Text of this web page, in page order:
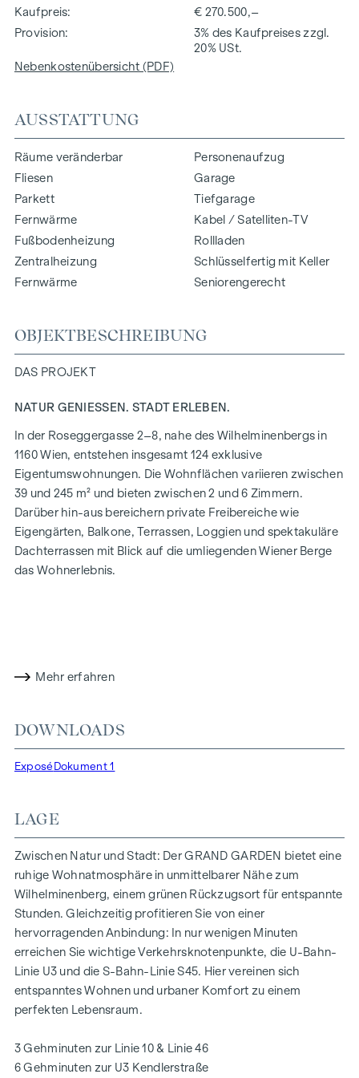
Kaufpreis
€ 270.500,–
Provision
3% des Kaufpreises zzgl.
20% USt.
Nebenkostenübersicht (PDF)
AUSSTATTUNG
Räume veränderbar
Fliesen
Parkett
Fernwärme
Fußbodenheizung
Zentralheizung
Fernwärme
Personenaufzug
Garage
Tiefgarage
Kabel / Satelliten-TV
Rollladen
Schlüsselfertig mit Keller
Seniorengerecht
OBJEKTBESCHREIBUNG
DAS PROJEKT
NATUR GENIESSEN. STADT ERLEBEN.
In der Roseggergasse 2–8, nahe des Wilhelminenbergs in
1160 Wien, entstehen insgesamt 124 exklusive
Eigentumswohnungen. Die Wohnflächen variieren zwischen
39 und 245 m² und bieten zwischen 2 und 6 Zimmern.
Darüber hin-aus bereichern private Freibereiche wie
Eigengärten, Balkone, Terrassen, Loggien und spektakuläre
Dachterrassen mit Blick auf die umliegenden Wiener Berge
das Wohnerlebnis.
Die Immobilie bietet nicht nur niedrigere Energiekosten
Lichtverhältnissen. Die BewohnerInnen profitieren von der
idealen Lage, nur wenige Gehminuten von den U3-Stationen
„Ottakring“ und „Kendlerstraße“ entfernt, die eine direkte
NATUR UND LEBENSQUALITÄT
Das absolute Highlight des Wohnprojekts GRAND GARDEN
ist die rund 1.000 m² große Innenhof-Ruheoase – ein
einzigartiger Rückzugsort für alle Generationen. Hier trifft
Natur auf urbanes Wohnen und schafft eine
außergewöhnliche Lebensqualität.
Die Gemeinschaftsplätze mit Bänken und Tischen laden
zum entspannten Ver-weilen ein und bieten einen
naturnahen Treffpunkt für alle Generationen. Ein
einladender Kinderspielbereich bietet unbeschwerte
Wohnanlage, sodass die Kinder sorgenfrei und sicher
spielen können. Bei der Planung wurde besonderer Wert auf
Mehr erfahren
DOWNLOADS
Exposé Dokument 1
LAGE
Zwischen Natur und Stadt: Der GRAND GARDEN bietet eine
ruhige Wohnatmosphäre in unmittelbarer Nähe zum
Wilhelminenberg, einem grünen Rückzugsort für entspannte
Stunden. Gleichzeitig profitieren Sie von einer
hervorragenden Anbindung: In nur wenigen Minuten
erreichen Sie wichtige Verkehrsknotenpunkte, die U-Bahn-
Linie U3 und die S-Bahn-Linie S45. Hier vereinen sich
entspanntes Wohnen und urbaner Komfort zu einem
perfekten Lebensraum.
3 Gehminuten zur Linie 10 & Linie 46
6 Gehminuten zur U3 Kendlerstraße